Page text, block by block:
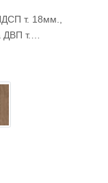
т. 18мм.,
ДВП т.…